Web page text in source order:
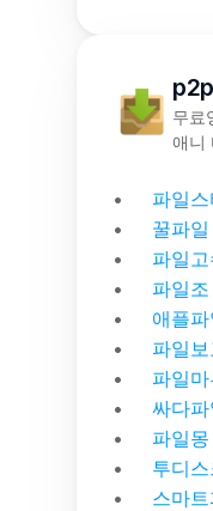
무료
애니
파일
꿀파일
파일고
파일조
애플파
파일보
파일마
싸다파
파일몽
투디스
스마트